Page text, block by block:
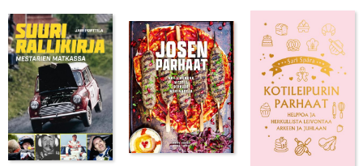
Lue lisää Lue lisää Lue lisää